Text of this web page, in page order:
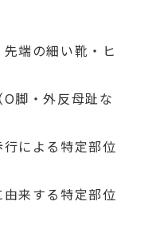
端の細い靴・ヒ
脚・外反母趾な
による特定部位
来する特定部位